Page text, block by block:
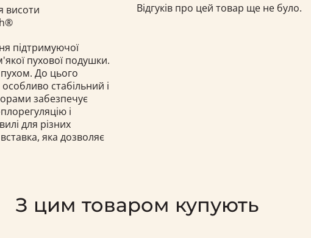
висоти
підтримуючої
пухової подушки.
До цього
стабільний і
забезпечує
і
для різних
яка дозволяє
Відгуків про цей товар ще не було.
З цим товаром купують